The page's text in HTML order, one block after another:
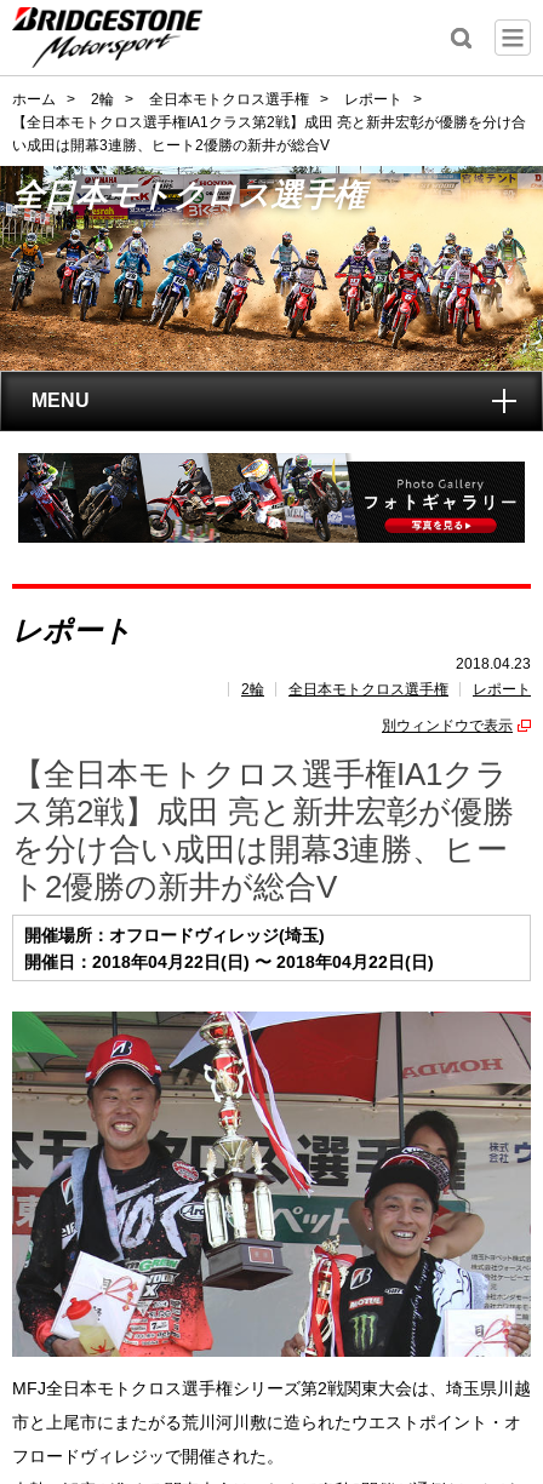
ホーム > 2輪 > 全日本モトクロス選手権 > レポート
>
【全日本モトクロス選手権IA1クラス第2戦】成田 亮と新井宏彰が優勝を分け合
い成田は開幕3連勝、ヒート2優勝の新井が総合V
全日本モトクロス選手権
MENU
トップ
全日本モトクロス選手権とは?
レポート
速報
ポイントランキング
レポート
2018.04.23
2輪
全日本モトクロス選手権 レポート
別ウィンドウで表示
【全日本モトクロス選手権IA1クラ
ス第2戦】成田 亮と新井宏彰が優勝
を分け合い成田は開幕3連勝、ヒー
ト2優勝の新井が総合V
開催場所：オフロードヴィレッジ(埼玉)
開催日：2018年04月22日(日) 〜 2018年04月22日(日)
MFJ全日本モトクロス選手権シリーズ第2戦関東大会は、埼玉県川越
市と上尾市にまたがる荒川河川敷に造られたウエストポイント・オ
フロードヴィレジッで開催された。